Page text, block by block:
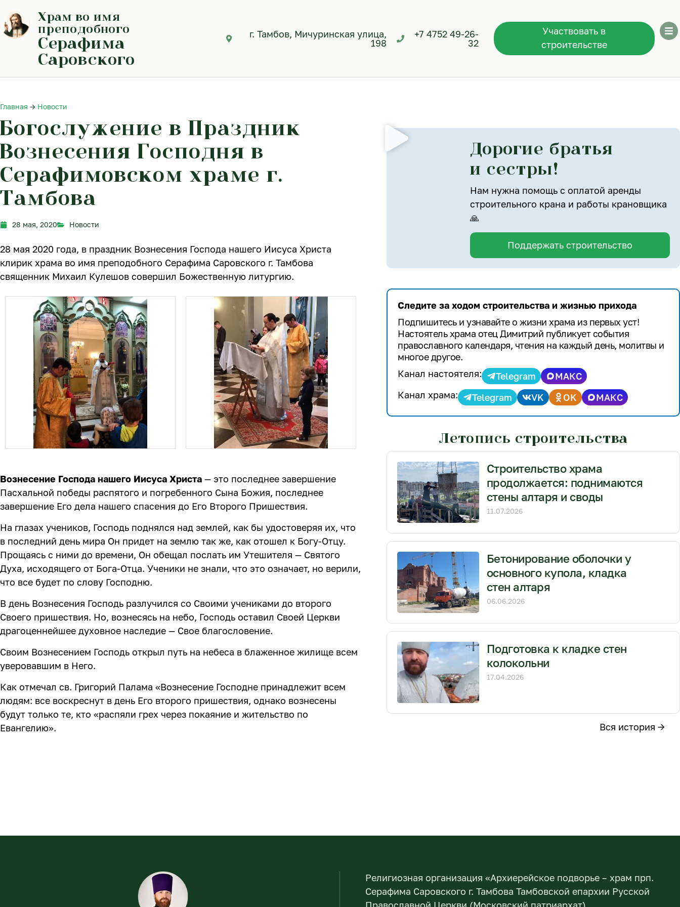
содержимому
Храм во имя
преподобного
Серафима
Саровского
г. Тамбов, Мичуринская улица,
198
+7 4752 49-26-
32
Участвовать в
строительстве
Главная → Новости
Богослужение в Праздник
Вознесения Господня в
Серафимовском храме г.
Тамбова
28 мая, 2020 Новости
28 мая 2020 года, в праздник Вознесения Господа нашего Иисуса Христа
клирик храма во имя преподобного Серафима Саровского г. Тамбова
священник Михаил Кулешов совершил Божественную литургию.
Вознесение Господа нашего Иисуса Христа — это последнее завершение
Пасхальной победы распятого и погребенного Сына Божия, последнее
завершение Его дела нашего спасения до Его Второго Пришествия.
На глазах учеников, Господь поднялся над землей, как бы удостоверяя их, что
в последний день мира Он придет на землю так же, как отошел к Богу-Отцу.
Прощаясь с ними до времени, Он обещал послать им Утешителя — Святого
Духа, исходящего от Бога-Отца. Ученики не знали, что это означает, но верили,
что все будет по слову Господню.
В день Вознесения Господь разлучился со Своими учениками до второго
Своего пришествия. Но, вознесясь на небо, Господь оставил Своей Церкви
драгоценнейшее духовное наследие — Свое благословение.
Своим Вознесением Господь открыл путь на небеса в блаженное жилище всем
уверовавшим в Него.
Как отмечал св. Григорий Палама «Вознесение Господне принадлежит всем
людям: все воскреснут в день Его второго пришествия, однако вознесены
будут только те, кто «распяли грех через покаяние и жительство по
Евангелию».
Дорогие братья
и сестры!
Нам нужна помощь с оплатой аренды
строительного крана и работы крановщика
🙏
Поддержать строительство
Следите за ходом строительства и жизнью прихода
Подпишитесь и узнавайте о жизни храма из первых уст!
Настоятель храма отец Димитрий публикует события
православного календаря, чтения на каждый день, молитвы и
многое другое.
Канал настоятеля:
Telegram
МАКС
Канал храма:
Telegram VK OK МАКС
Летопись строительства
Строительство храма
продолжается: поднимаются
стены алтаря и своды
11.07.2026
Бетонирование оболочки у
основного купола, кладка
стен алтаря
06.06.2026
Подготовка к кладке стен
колокольни
17.04.2026
Вся история →
Религиозная организация «Архиерейское подворье – храм прп.
Серафима Саровского г. Тамбова Тамбовской епархии Русской